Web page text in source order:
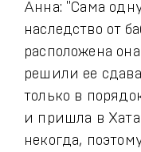
Анна: "Сама
наследство от
расположена
решили ее
только в
и пришла в
некогда,